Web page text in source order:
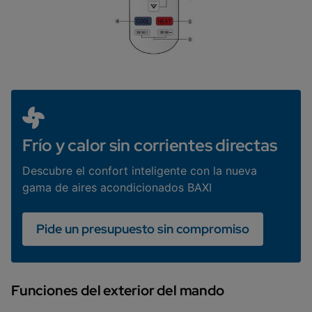
Frío y calor sin corrientes directas
Descubre el confort inteligente con la nueva
gama de aires acondicionados BAXI
Pide un presupuesto sin compromiso
Funciones del exterior del mando